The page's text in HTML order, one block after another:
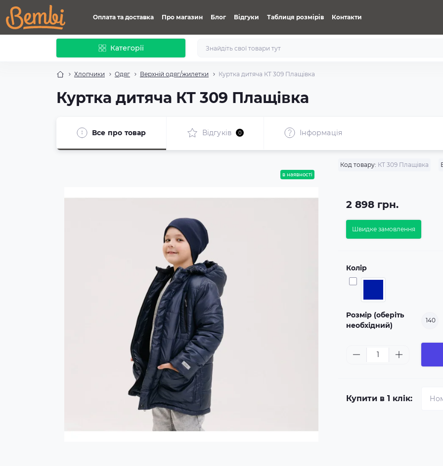
Оплата та доставка Про магазин Блог Відгуки Таблиця розмірів Контакти
Категорії
Хлопчики Одяг Верхній одяг/жилетки Куртка дитяча КТ 309 Плащівка
Куртка дитяча КТ 309 Плащівка
Все про товар Відгуків 0 Iнформація
в наявності
Код товару: КТ 309 Плащівка
2 898 грн.
Швидке замовлення
Колір
Розмір (оберіть
необхідний)
140
Купити в 1 клік: